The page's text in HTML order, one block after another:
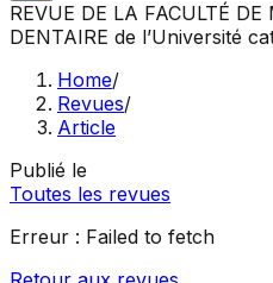
REVUE DE LA FACULTÉ
DENTAIRE de l’Université
Home/
Revues/
Article
Publié le
Toutes les revues
Erreur : Failed to fetch